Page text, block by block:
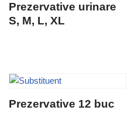
Prezervative urinare
S, M, L, XL
Prezervative 12 buc